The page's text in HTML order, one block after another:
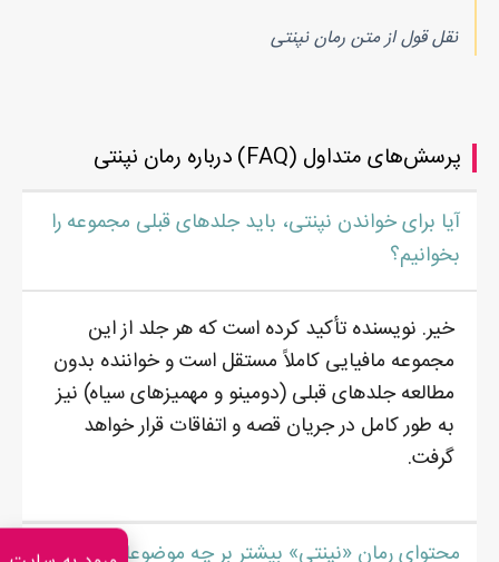
نقل قول از متن رمان نپنتی
پرسش‌های متداول (FAQ) درباره رمان نپنتی
آیا برای خواندن نپنتی، باید جلدهای قبلی مجموعه را
بخوانیم؟
خیر. نویسنده تأکید کرده است که هر جلد از این
مجموعه مافیایی کاملاً مستقل است و خواننده بدون
مطالعه جلدهای قبلی (دومینو و مهمیزهای سیاه) نیز
به طور کامل در جریان قصه و اتفاقات قرار خواهد
گرفت.
محتوای رمان «نپنتی» بیشتر بر چه موضوعاتی متمرکز